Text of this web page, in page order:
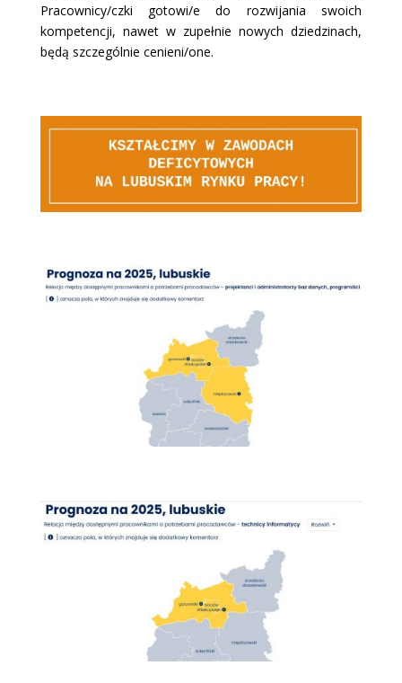
Pracownicy/czki gotowi/e do rozwijania swoich
kompetencji, nawet w zupełnie nowych dziedzinach,
będą szczególnie cenieni/one.